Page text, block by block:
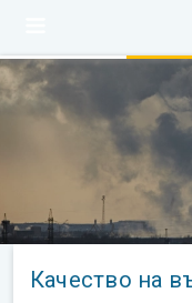
Качество на